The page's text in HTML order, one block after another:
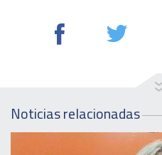
Noticias relacionadas